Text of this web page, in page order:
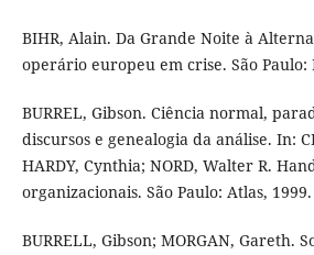
BIHR, Alain. Da Grande Noite à
operário europeu em crise. São Paulo:
BURREL, Gibson. Ciência normal,
discursos e genealogia da análise. In:
HARDY, Cynthia; NORD, Walter R.
organizacionais. São Paulo: Atlas,
BURRELL, Gibson; MORGAN, Gareth.